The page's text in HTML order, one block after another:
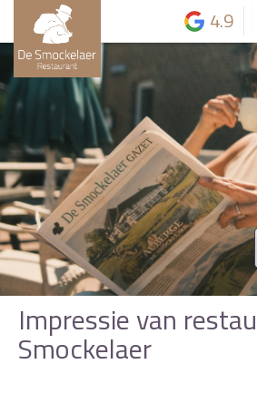
4.9
Impressie van
Smockelaer